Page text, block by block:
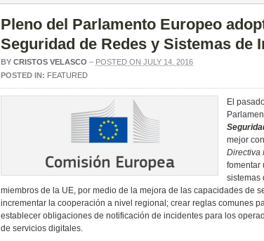
Pleno del Parlamento Europeo
Seguridad de Redes y Sistemas de
BY CRISTOS VELASCO – POSTED ON JULY 14, 2016
POSTED IN: FEATURED
El
mejor
Directiva
fomentar
sistemas
miembros de la UE, por medio de la mejora de las capacidades de
incrementar la cooperación a nivel regional; crear reglas comunes
establecer obligaciones de notificación de incidentes para los
de servicios digitales.